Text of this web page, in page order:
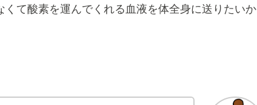
て酸素を運んでくれる血液を体全身に送りたいか